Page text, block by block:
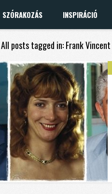
SZÓRAKOZÁS INSPIRÁCIÓ
All posts tagged in: Frank Vincent